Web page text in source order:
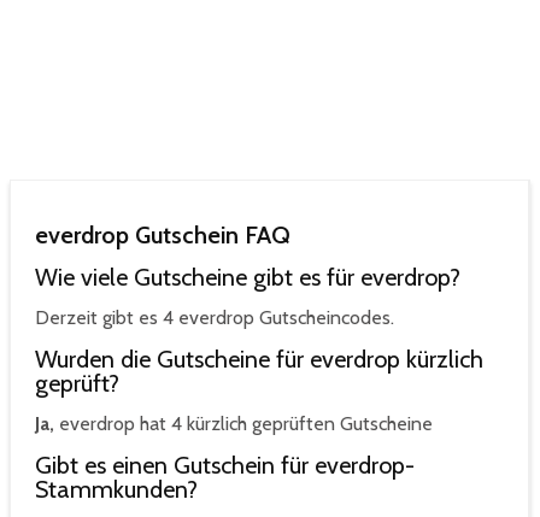
everdrop Gutschein FAQ
Wie viele Gutscheine gibt es für everdrop?
Derzeit gibt es 4 everdrop Gutscheincodes.
Wurden die Gutscheine für everdrop kürzlich
geprüft?
Ja, everdrop hat 4 kürzlich geprüften Gutscheine
Gibt es einen Gutschein für everdrop-
Stammkunden?